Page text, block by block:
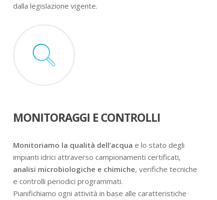
dalla legislazione vigente.
MONITORAGGI E CONTROLLI
Monitoriamo la qualità dell’acqua e lo stato degli
impianti idrici attraverso campionamenti certificati,
analisi microbiologiche e chimiche, verifiche tecniche
e controlli periodici programmati.
Pianifichiamo ogni attività in base alle caratteristiche